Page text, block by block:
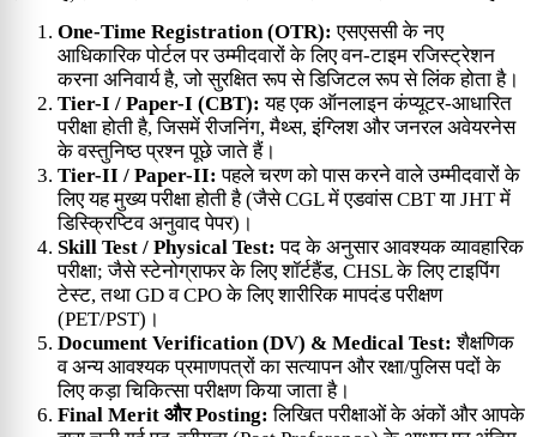
One-Time Registration (OTR): एसएससी के नए
आधिकारिक पोर्टल पर उम्मीदवारों के लिए वन-टाइम रजिस्ट्रेशन
करना अनिवार्य है, जो सुरक्षित रूप से डिजिटल रूप से लिंक होता है।
Tier-I / Paper-I (CBT): यह एक ऑनलाइन कंप्यूटर-आधारित
परीक्षा होती है, जिसमें रीजनिंग, मैथ्स, इंग्लिश और जनरल अवेयरनेस
के वस्तुनिष्ठ प्रश्न पूछे जाते हैं।
Tier-II / Paper-II: पहले चरण को पास करने वाले उम्मीदवारों के
लिए यह मुख्य परीक्षा होती है (जैसे CGL में एडवांस CBT या JHT में
डिस्क्रिप्टिव अनुवाद पेपर)।
Skill Test / Physical Test: पद के अनुसार आवश्यक व्यावहारिक
परीक्षा; जैसे स्टेनोग्राफर के लिए शॉर्टहैंड, CHSL के लिए टाइपिंग
टेस्ट, तथा GD व CPO के लिए शारीरिक मापदंड परीक्षण
(PET/PST)।
Document Verification (DV) & Medical Test: शैक्षणिक
व अन्य आवश्यक प्रमाणपत्रों का सत्यापन और रक्षा/पुलिस पदों के
लिए कड़ा चिकित्सा परीक्षण किया जाता है।
Final Merit और Posting: लिखित परीक्षाओं के अंकों और आपके